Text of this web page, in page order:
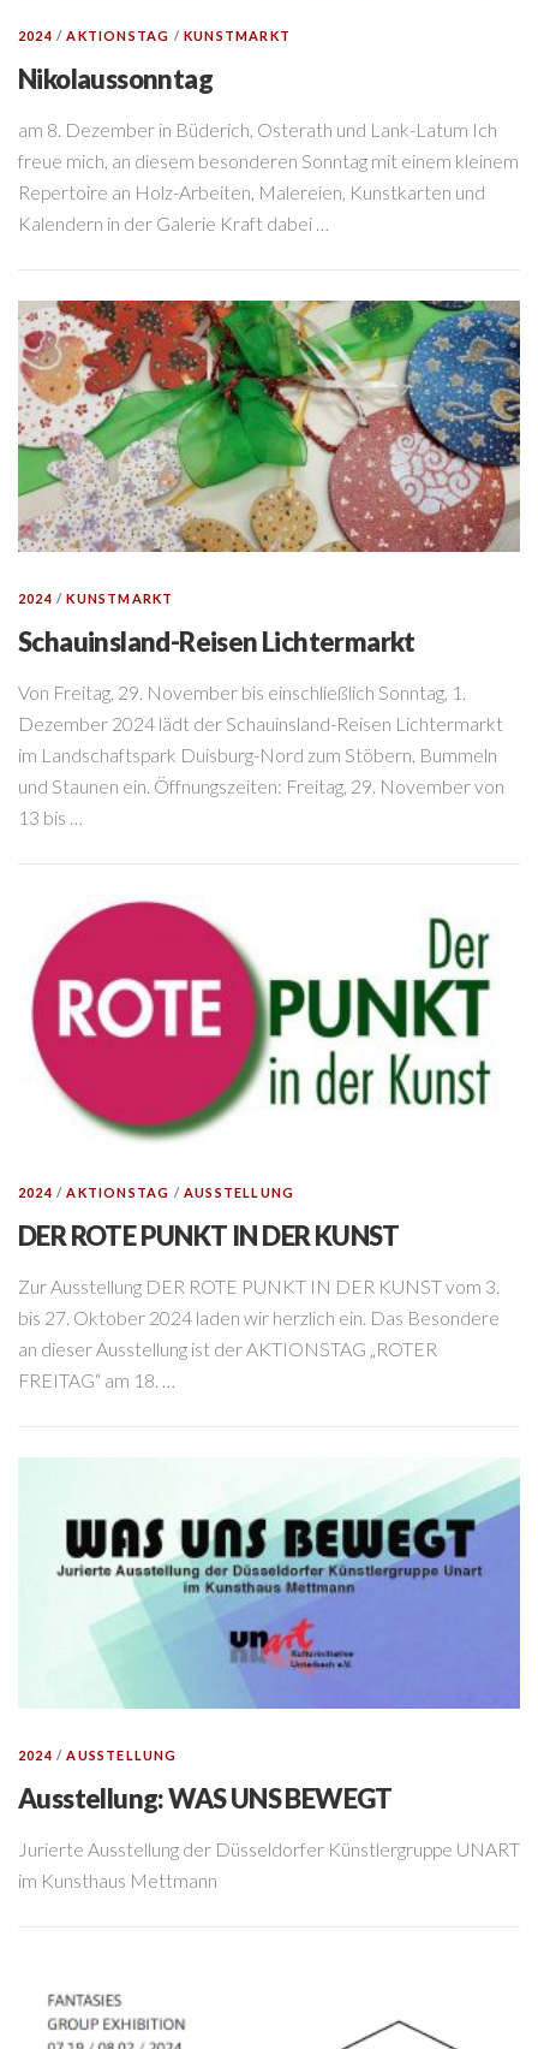
2024 /AKTIONSTAG /KUNSTMARKT
Nikolaussonntag
am 8. Dezember in Büderich, Osterath und Lank-Latum Ich
freue mich, an diesem besonderen Sonntag mit einem kleinem
Repertoire an Holz-Arbeiten, Malereien, Kunstkarten und
Kalendern in der Galerie Kraft dabei …
2024 /KUNSTMARKT
Schauinsland-Reisen Lichtermarkt
Von Freitag, 29. November bis einschließlich Sonntag, 1.
Dezember 2024 lädt der Schauinsland-Reisen Lichtermarkt
im Landschaftspark Duisburg-Nord zum Stöbern, Bummeln
und Staunen ein. Öffnungszeiten: Freitag, 29. November von
13 bis …
2024 /AKTIONSTAG /AUSSTELLUNG
DER ROTE PUNKT IN DER KUNST
Zur Ausstellung DER ROTE PUNKT IN DER KUNST vom 3.
bis 27. Oktober 2024 laden wir herzlich ein. Das Besondere
an dieser Ausstellung ist der AKTIONSTAG „ROTER
FREITAG“ am 18. …
2024 /AUSSTELLUNG
Ausstellung: WAS UNS BEWEGT
Jurierte Ausstellung der Düsseldorfer Künstlergruppe UNART
im Kunsthaus Mettmann